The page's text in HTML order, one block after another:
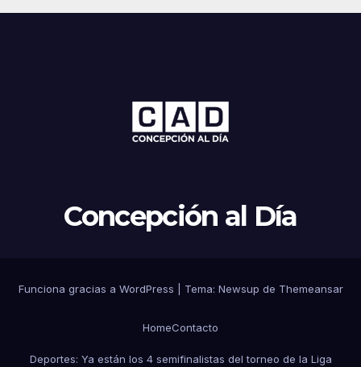
Concepción al Día
Funciona gracias a WordPress Tema: Newsup de Themeansar
HomeContacto
Deportes: Ya están los 4 semifinalistas del torneo de la Liga